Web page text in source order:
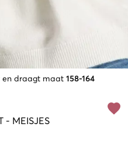
en draagt maat 158-164
- MEISJES